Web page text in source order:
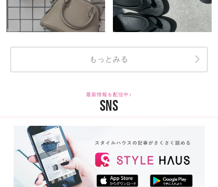
もっとみる
最新情報を配信中♪
SNS